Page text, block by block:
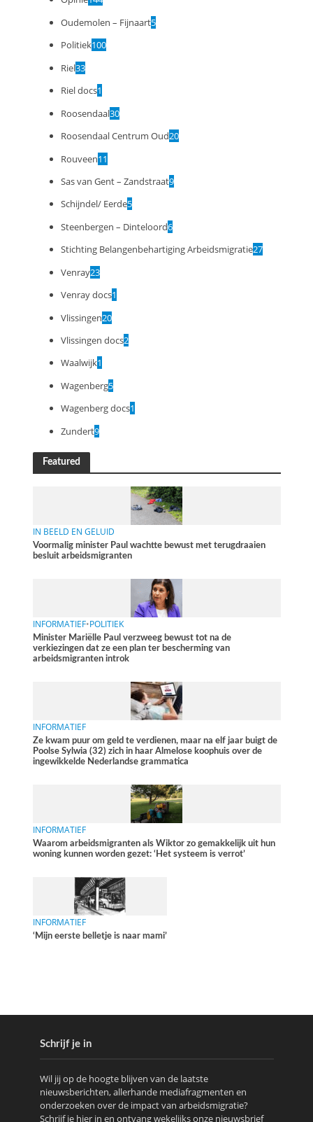
Oudemolen – Fijnaart5
Politiek100
Riel33
Riel docs1
Roosendaal30
Roosendaal Centrum Oud20
Rouveen11
Sas van Gent – Zandstraat9
Schijndel/ Eerde5
Steenbergen – Dinteloord6
Stichting Belangenbehartiging Arbeidsmigratie27
Venray23
Venray docs1
Vlissingen20
Vlissingen docs2
Waalwijk1
Wagenberg5
Wagenberg docs1
Zundert9
Featured
IN BEELD EN GELUID
Voormalig minister Paul wachtte bewust met terugdraaien
besluit arbeidsmigranten
INFORMATIEF•POLITIEK
Minister Mariëlle Paul verzweeg bewust tot na de
verkiezingen dat ze een plan ter bescherming van
arbeidsmigranten introk
INFORMATIEF
Ze kwam puur om geld te verdienen, maar na elf jaar buigt de
Poolse Sylwia (32) zich in haar Almelose koophuis over de
ingewikkelde Nederlandse grammatica
INFORMATIEF
Waarom arbeidsmigranten als Wiktor zo gemakkelijk uit hun
woning kunnen worden gezet: ‘Het systeem is verrot’
INFORMATIEF
‘Mijn eerste belletje is naar mami’
Schrijf je in
Wil jij op de hoogte blijven van de laatste
nieuwsberichten, allerhande mediafragmenten en
onderzoeken over de impact van arbeidsmigratie?
Schrijf je hier in en ontvang wekelijks onze nieuwsbrief